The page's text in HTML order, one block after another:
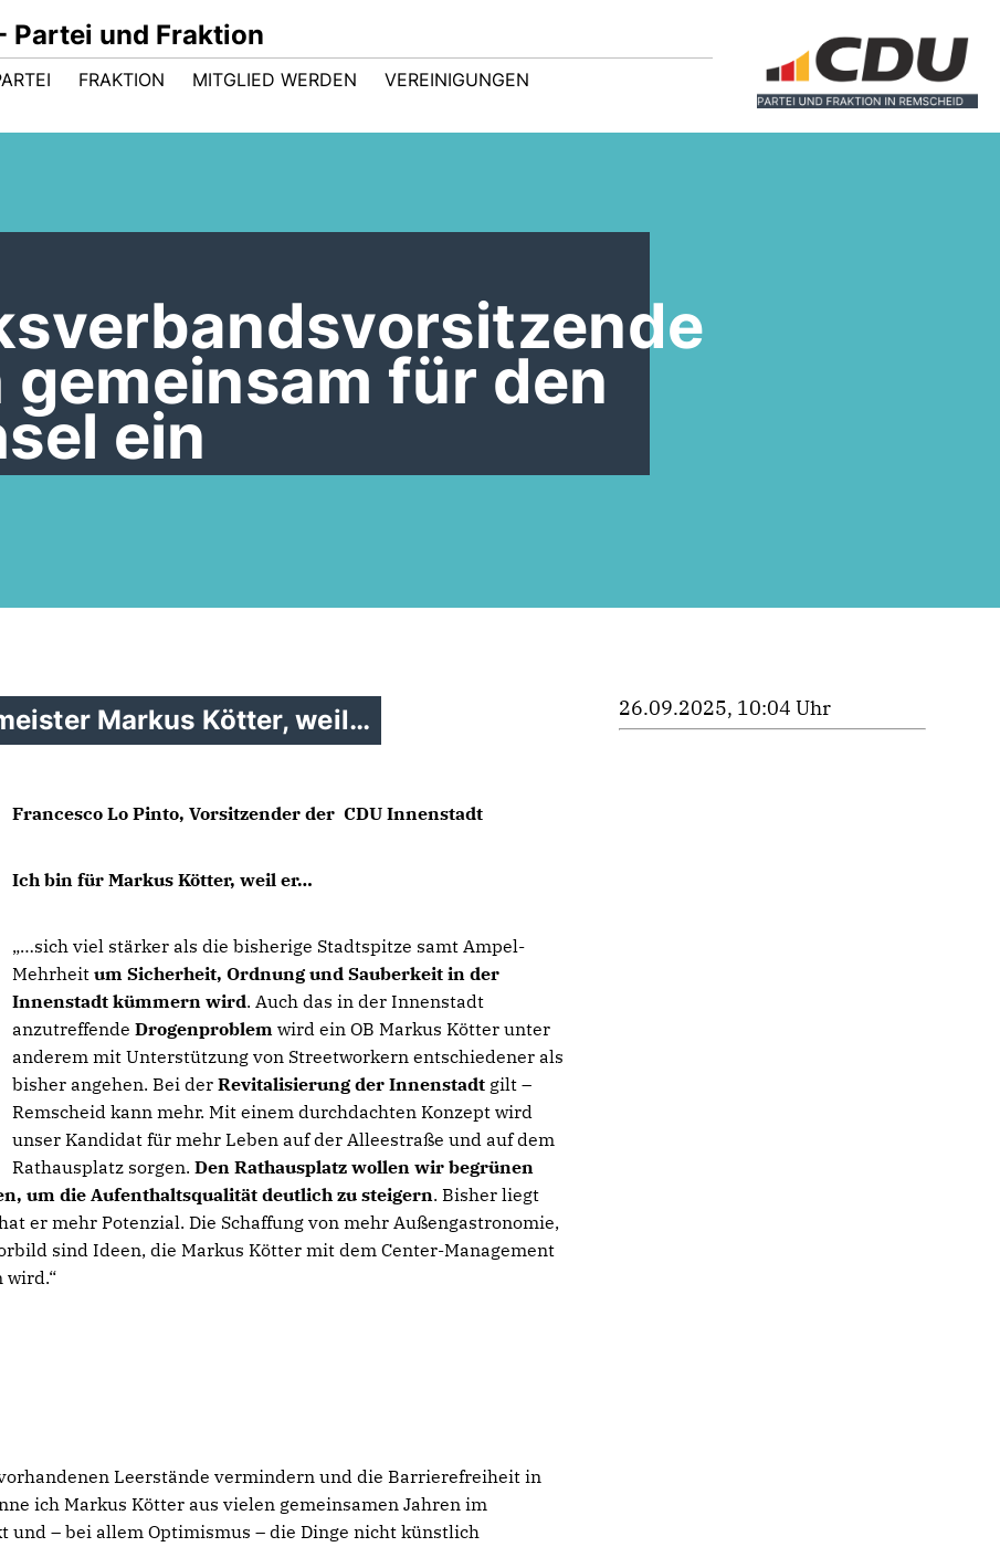
Partei und Fraktion
FRAKTION MITGLIED WERDEN VEREINIGUNGEN
für den
ein
Markus Kötter, weil
Francesco Lo Pinto, Vorsitzender der CDU Innenstadt
Ich bin für Markus Kötter, weil er
sich viel stärker als die bisherige Stadtspitze samt Ampel-
Mehrheitum Sicherheit, Ordnung und Sauberkeit in der
Innenstadt kümmern wird. Auch das in der Innenstadt
anzutreffendeDrogenproblem wird ein OB Markus Kötter unter
anderem mit Unterstützung von Streetworkern entschiedener als
bisher angehen. Bei derRevitalisierung der Innenstadt gilt –
Remscheid kann mehr. Mit einem durchdachten Konzept wird
unser Kandidat für mehr Leben auf der Alleestraße und auf dem
Rathausplatz sorgen.Den Rathausplatz wollen wir begrünen
um die Aufenthaltsqualität deutlich zu steigern. Bisher liegt
er mehr Potenzial. Die Schaffung von mehr Außengastronomie,
sind Ideen, die Markus Kötter mit dem Center-Management
Leerstände vermindern und die Barrierefreiheit in
ich Markus Kötter aus vielen gemeinsamen Jahren im
und – bei allem Optimismus – die Dinge nicht künstlich
26.09.2025, 10:04 Uhr